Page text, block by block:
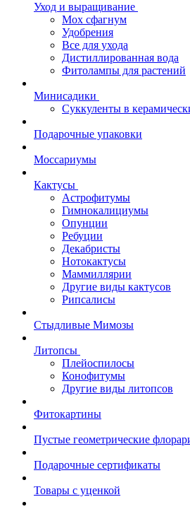
Уход и выращивание
Мох сфагнум
Удобрения
Все для ухода
Дистиллированная вода
Фитолампы для растений
Минисадики
Суккуленты в
Подарочные упаковки
Моссариумы
Кактусы
Астрофитумы
Гимнокалициумы
Опунции
Ребуции
Декабристы
Нотокактусы
Маммиллярии
Другие виды кактусов
Рипсалисы
Стыдливые Мимозы
Литопсы
Плейоспилосы
Конофитумы
Другие виды литопсов
Фитокартины
Пустые геометрические
Подарочные сертификаты
Товары с уценкой